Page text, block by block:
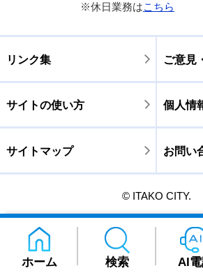
ホーム 検索 AI
※休日業務はこちら
リンク集 ご意見
サイトの使い方 個人情
サイトマップ お問い
© ITAKO CITY.